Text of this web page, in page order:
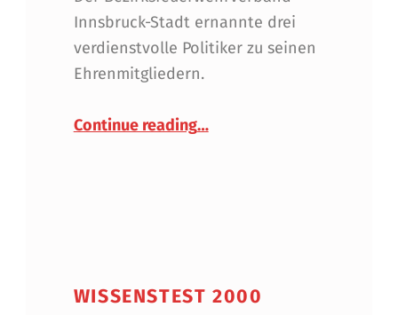
Innsbruck-Stadt ernannte drei
verdienstvolle Politiker zu seinen
Ehrenmitgliedern.
Continue reading…
WISSENSTEST 2000